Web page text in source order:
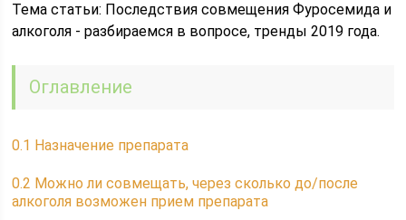
Тема статьи: Последствия совмещения Фуросемида и
алкоголя - разбираемся в вопросе, тренды 2019 года.
Оглавление
0.1 Назначение препарата
0.2 Можно ли совмещать, через сколько до/после
алкоголя возможен прием препарата